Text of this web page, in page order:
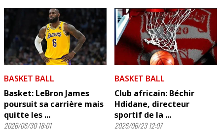
BASKET BALL
Basket: LeBron James
poursuit sa carrière mais
quitte les ...
2026/06/30 18:01
BASKET BALL
Club africain: Béchir
Hdidane, directeur
sportif de la ...
2026/06/23 12:07